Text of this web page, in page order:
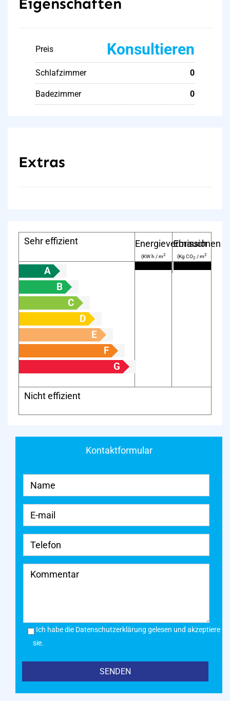
Preis Konsultieren
Schlafzimmer 0
Badezimmer 0
Extras
Sehr effizient Energieverbrauch
(KW h / m2
Emissionen
(Kg CO2 / m2
A
B
C
D
E
F
G
Nicht effizient
Kontaktformular
Ich habe die Datenschutzerklärung gelesen und akzeptiere
sie.